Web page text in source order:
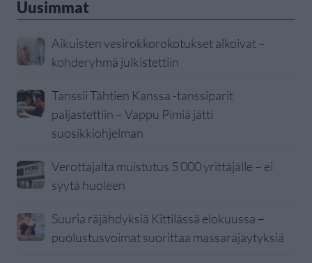
Uusimmat
Aikuisten vesirokkorokotukset alkoivat –
kohderyhmä julkistettiin
Tanssii Tähtien Kanssa -tanssiparit
paljastettiin – Vappu Pimiä jätti
suosikkiohjelman
Verottajalta muistutus 5 000 yrittäjälle – ei
syytä huoleen
Suuria räjähdyksiä Kittilässä elokuussa –
puolustusvoimat suorittaa massaräjäytyksiä